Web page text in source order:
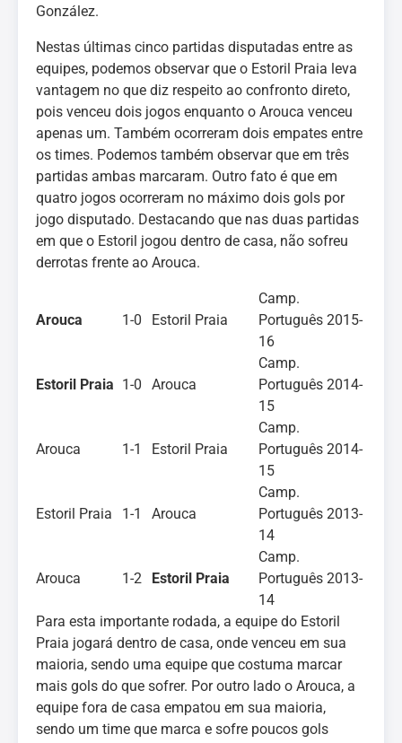
González.
Nestas últimas cinco partidas disputadas entre as
equipes, podemos observar que o Estoril Praia leva
vantagem no que diz respeito ao confronto direto,
pois venceu dois jogos enquanto o Arouca venceu
apenas um. Também ocorreram dois empates entre
os times. Podemos também observar que em três
partidas ambas marcaram. Outro fato é que em
quatro jogos ocorreram no máximo dois gols por
jogo disputado. Destacando que nas duas partidas
em que o Estoril jogou dentro de casa, não sofreu
derrotas frente ao Arouca.
Arouca 1-0 Estoril Praia
Camp.
Português 2015-
16
Estoril Praia 1-0 Arouca
Camp.
Português 2014-
15
Arouca 1-1 Estoril Praia
Camp.
Português 2014-
15
Estoril Praia 1-1 Arouca
Camp.
Português 2013-
14
Arouca 1-2 Estoril Praia
Camp.
Português 2013-
14
Para esta importante rodada, a equipe do Estoril
Praia jogará dentro de casa, onde venceu em sua
maioria, sendo uma equipe que costuma marcar
mais gols do que sofrer. Por outro lado o Arouca, a
equipe fora de casa empatou em sua maioria,
sendo um time que marca e sofre poucos gols